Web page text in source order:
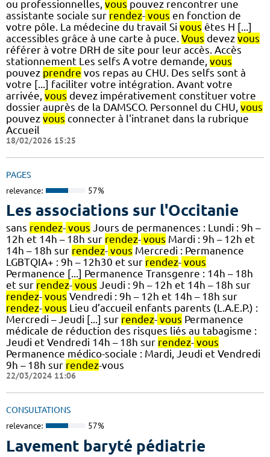
ou professionnelles, vous pouvez rencontrer une
assistante sociale sur rendez- vous en fonction de
votre pôle. La médecine du travail Si vous êtes H [...]
accessibles grâce à une carte à puce. Vous devez vous
référer à votre DRH de site pour leur accès. Accès
stationnement Les selfs A votre demande, vous
pouvez prendre vos repas au CHU. Des selfs sont à
votre [...] faciliter votre intégration. Avant votre
arrivée, vous devez impérativement constituer votre
dossier auprès de la DAMSCO. Personnel du CHU, vous
pouvez vous connecter à l'intranet dans la rubrique
Accueil
18/02/2026 15:25
PAGES
relevance: 57%
Les associations sur l'Occitanie
sans rendez- vous Jours de permanences : Lundi : 9h –
12h et 14h – 18h sur rendez- vous Mardi : 9h – 12h et
14h – 18h sur rendez- vous Mercredi : Permanence
LGBTQIA+ : 9h – 12h30 et sur rendez- vous
Permanence [...] Permanence Transgenre : 14h – 18h
et sur rendez- vous Jeudi : 9h – 12h et 14h – 18h sur
rendez- vous Vendredi : 9h – 12h et 14h – 18h sur
rendez- vous Lieu d’accueil enfants parents (L.A.E.P.) :
Mercredi – Jeudi [...] sur rendez- vous Permanence
médicale de réduction des risques liés au tabagisme :
Jeudi et Vendredi 14h – 18h sur rendez- vous
Permanence médico-sociale : Mardi, Jeudi et Vendredi
9h – 18h sur rendez-vous
22/03/2024 11:06
CONSULTATIONS
relevance: 57%
Lavement baryté pédiatrie